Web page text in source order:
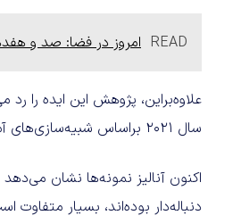
READ امروز در فضا: صد و
علاوه‌براین، پژوهش این ایده را
سال 2021 براساس شبیه‌سازی‌های آماری مطرح شده بود.
اکنون آنالیز نمونه‌ها نشان
دنباله‌دار بوده‌اند، بسیار